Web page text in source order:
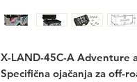
X-LAND-45C-A Adventure
Specifična ojačanja za off-